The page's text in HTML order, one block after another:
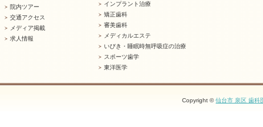
院内ツアー
交通アクセス
メディア掲載
求人情報
インプラント治療
矯正歯科
審美歯科
メディカルエステ
いびき・睡眠時無呼吸症の治療
スポーツ歯学
東洋医学
Copyright ©仙台市 泉区 歯科